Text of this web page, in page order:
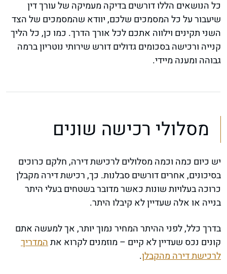
כל הנושאים הללו דורשים בדיקה מעמיקה של עורך דין
שיעבור על כל המסמכים שלכם, יוודא שהמסמכים של הצד
השני תקינים וילווה אתכם לכל אורך הדרך. כמו כן, כל הליך
קנייה ורכישה בסכומים גדולים דורש שירותי נוטריון ברמה
גבוהה ומענה מיידי.
מסלולי רכישה שונים
יש כיום כמה וכמה מסלולים לרכישת דירה, חלקם כרוכים
בסיכונים, אחרים דורשים סבלנות. כך, רכישת דירה מקבלן
כרוכה בעלויות שונות כאשר מדובר בשטחים בעלי היתר
בנייה או אלה שעדיין לא קיבלו היתר.
בדרך כלל, לפני ההיתר המחיר נמוך יותר, אך למעשה אתם
קונים נכס שעדיין לא קיים – מוזמנים לקרוא אתהמדריך
לרכישת דירה מהקבלן.